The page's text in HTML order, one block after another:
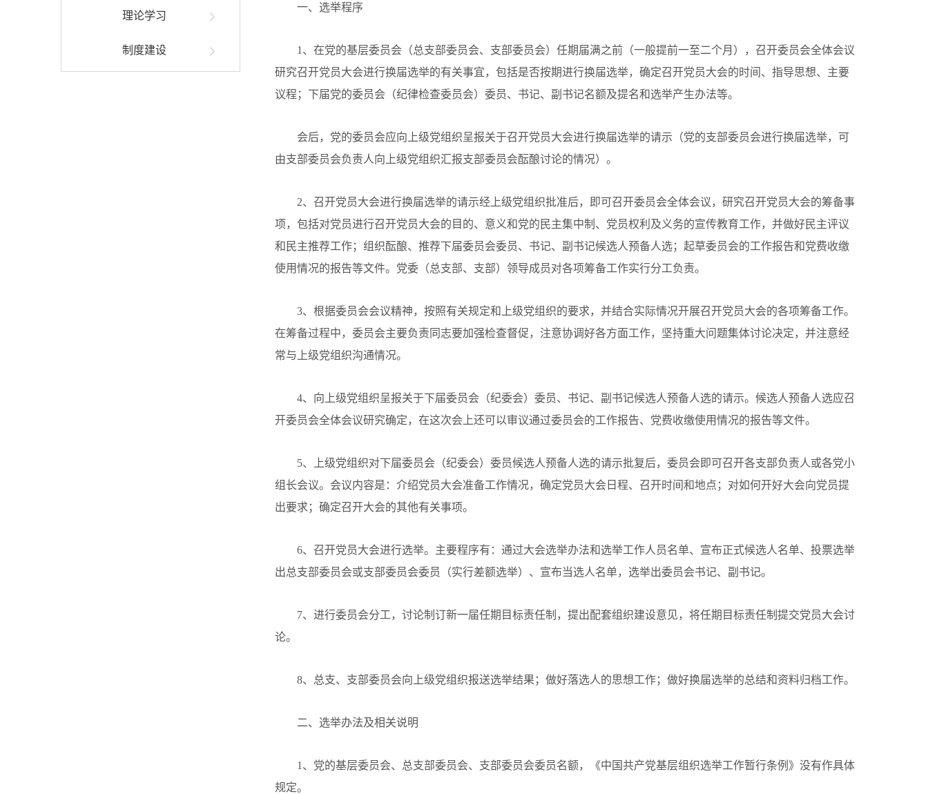
理论学习
制度建设
一、选举程序
1、在党的基层委员会（总支部委员会、支部委员会）任期届满之前（一般提前一至二个月），召开委员会全体会议
研究召开党员大会进行换届选举的有关事宜，包括是否按期进行换届选举，确定召开党员大会的时间、指导思想、主要
议程；下届党的委员会（纪律检查委员会）委员、书记、副书记名额及提名和选举产生办法等。
会后，党的委员会应向上级党组织呈报关于召开党员大会进行换届选举的请示（党的支部委员会进行换届选举，可
由支部委员会负责人向上级党组织汇报支部委员会酝酿讨论的情况）。
2、召开党员大会进行换届选举的请示经上级党组织批准后，即可召开委员会全体会议，研究召开党员大会的筹备事
项，包括对党员进行召开党员大会的目的、意义和党的民主集中制、党员权利及义务的宣传教育工作，并做好民主评议
和民主推荐工作；组织酝酿、推荐下届委员会委员、书记、副书记候选人预备人选；起草委员会的工作报告和党费收缴
使用情况的报告等文件。党委（总支部、支部）领导成员对各项筹备工作实行分工负责。
3、根据委员会会议精神，按照有关规定和上级党组织的要求，并结合实际情况开展召开党员大会的各项筹备工作。
在筹备过程中，委员会主要负责同志要加强检查督促，注意协调好各方面工作，坚持重大问题集体讨论决定，并注意经
常与上级党组织沟通情况。
4、向上级党组织呈报关于下届委员会（纪委会）委员、书记、副书记候选人预备人选的请示。候选人预备人选应召
开委员会全体会议研究确定，在这次会上还可以审议通过委员会的工作报告、党费收缴使用情况的报告等文件。
5、上级党组织对下届委员会（纪委会）委员候选人预备人选的请示批复后，委员会即可召开各支部负责人或各党小
组长会议。会议内容是：介绍党员大会准备工作情况，确定党员大会日程、召开时间和地点；对如何开好大会向党员提
出要求；确定召开大会的其他有关事项。
6、召开党员大会进行选举。主要程序有：通过大会选举办法和选举工作人员名单、宣布正式候选人名单、投票选举
出总支部委员会或支部委员会委员（实行差额选举）、宣布当选人名单，选举出委员会书记、副书记。
7、进行委员会分工，讨论制订新一届任期目标责任制，提出配套组织建设意见，将任期目标责任制提交党员大会讨
论。
8、总支、支部委员会向上级党组织报送选举结果；做好落选人的思想工作；做好换届选举的总结和资料归档工作。
二、选举办法及相关说明
1、党的基层委员会、总支部委员会、支部委员会委员名额，《中国共产党基层组织选举工作暂行条例》没有作具体
规定。